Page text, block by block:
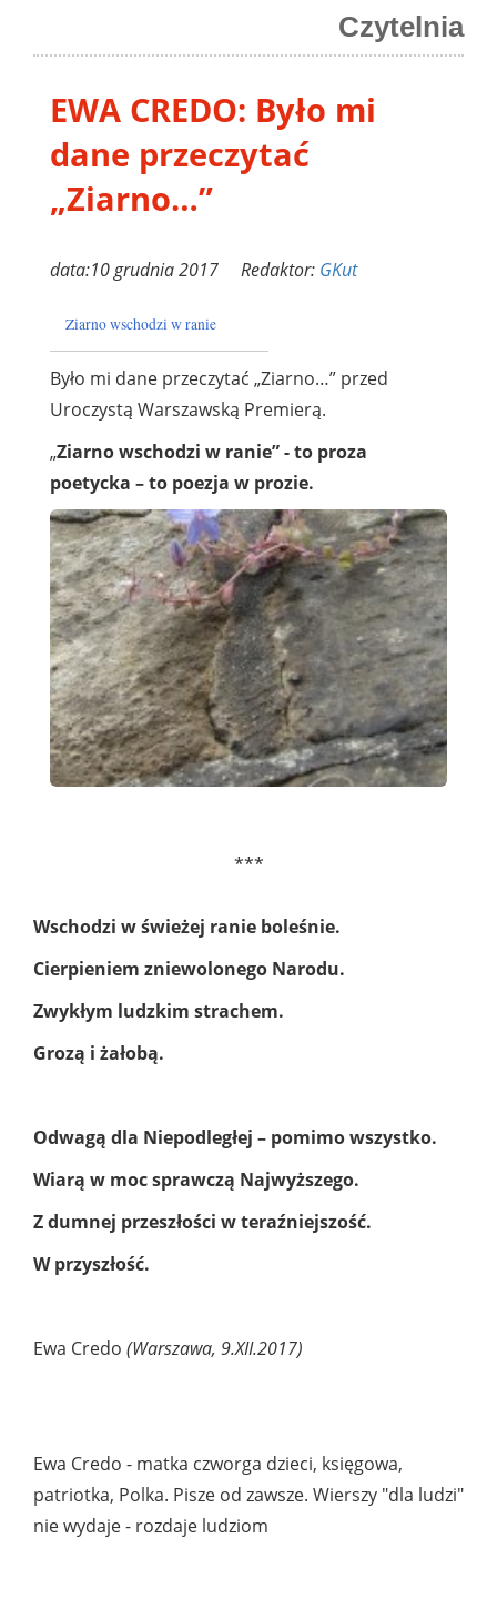
Czytelnia
EWA CREDO: Było mi
dane przeczytać
„Ziarno…”
data:10 grudnia 2017 Redaktor: GKut
Ziarno wschodzi w ranie
Było mi dane przeczytać „Ziarno…” przed
Uroczystą Warszawską Premierą.
„Ziarno wschodzi w ranie” - to proza
poetycka – to poezja w prozie.
***
Wschodzi w świeżej ranie boleśnie.
Cierpieniem zniewolonego Narodu.
Zwykłym ludzkim strachem.
Grozą i żałobą.
Odwagą dla Niepodległej – pomimo wszystko.
Wiarą w moc sprawczą Najwyższego.
Z dumnej przeszłości w teraźniejszość.
W przyszłość.
Ewa Credo (Warszawa, 9.XII.2017)
Ewa Credo - matka czworga dzieci, księgowa,
patriotka, Polka. Pisze od zawsze. Wierszy "dla ludzi"
nie wydaje - rozdaje ludziom